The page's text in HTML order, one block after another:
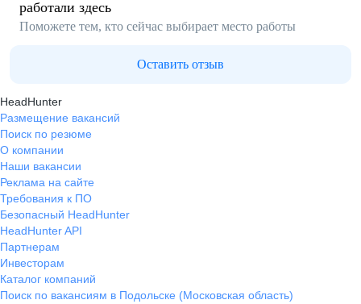
работали здесь
Поможете тем, кто сейчас выбирает место работы
Оставить отзыв
HeadHunter
Размещение вакансий
Поиск по резюме
О компании
Наши вакансии
Реклама на сайте
Требования к ПО
Безопасный HeadHunter
HeadHunter API
Партнерам
Инвесторам
Каталог компаний
Поиск по вакансиям в Подольске (Московская область)